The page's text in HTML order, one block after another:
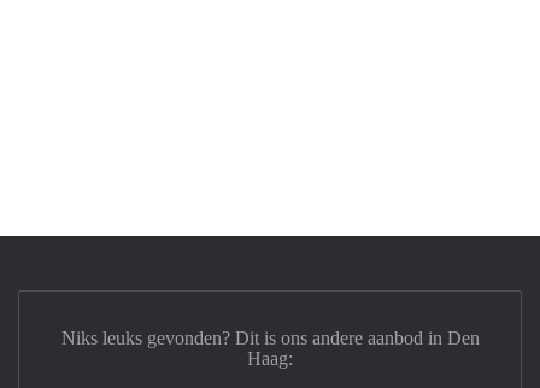
Niks leuks gevonden? Dit is ons andere aanbod in Den
Haag: